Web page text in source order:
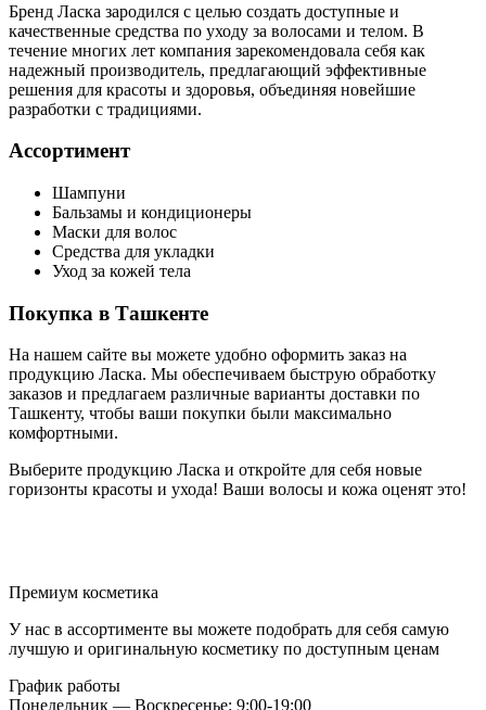
Бренд Ласка зародился с целью создать доступные и
качественные средства по уходу за волосами и телом. В
течение многих лет компания зарекомендовала себя как
надежный производитель, предлагающий эффективные
решения для красоты и здоровья, объединяя новейшие
разработки с традициями.
Ассортимент
Шампуни
Бальзамы и кондиционеры
Маски для волос
Средства для укладки
Уход за кожей тела
Покупка в Ташкенте
На нашем сайте вы можете удобно оформить заказ на
продукцию Ласка. Мы обеспечиваем быструю обработку
заказов и предлагаем различные варианты доставки по
Ташкенту, чтобы ваши покупки были максимально
комфортными.
Выберите продукцию Ласка и откройте для себя новые
горизонты красоты и ухода! Ваши волосы и кожа оценят это!
Премиум косметика
У нас в ассортименте вы можете подобрать для себя самую
лучшую и оригинальную косметику по доступным ценам
График работы
Понедельник — Воскресенье: 9:00-19:00